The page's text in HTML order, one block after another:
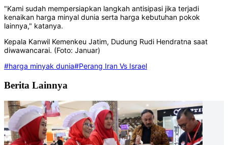
"Kami sudah mempersiapkan langkah antisipasi jika terjadi
kenaikan harga minyal dunia serta harga kebutuhan pokok
lainnya," katanya.
Kepala Kanwil Kemenkeu Jatim, Dudung Rudi Hendratna saat
diwawancarai. (Foto: Januar)
#harga minyak dunia#Perang Iran Vs Israel
Berita Lainnya